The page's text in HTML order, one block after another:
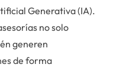
Generativa (IA).
no solo
generen
de forma